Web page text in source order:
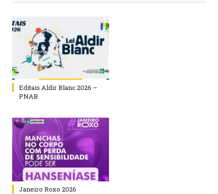
Editais Aldir Blanc 2026 –
PNAB
Janeiro Roxo 2026